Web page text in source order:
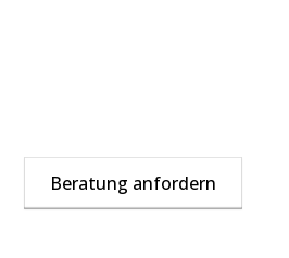
Beratung anfordern